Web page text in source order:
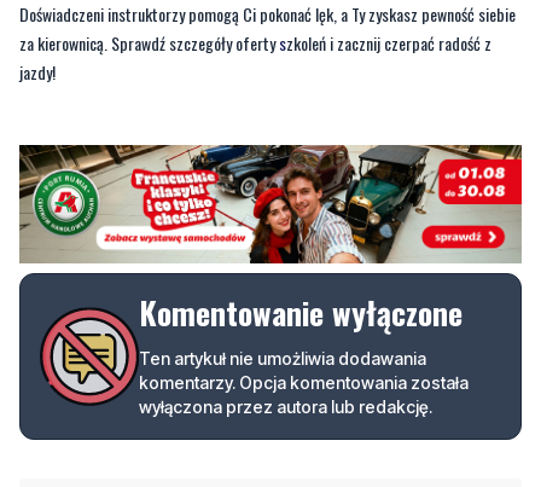
Doświadczeni instruktorzy pomogą Ci pokonać lęk, a Ty zyskasz pewność siebie
za kierownicą. Sprawdź szczegóły ofertyszkoleń i zacznij czerpać radość z
jazdy!
Komentowanie wyłączone
Ten artykuł nie umożliwia dodawania
komentarzy. Opcja komentowania została
wyłączona przez autora lub redakcję.